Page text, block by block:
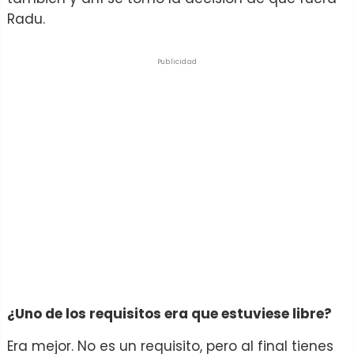
Radu.
Publicidad
¿Uno de los requisitos era que estuviese libre?
Era mejor. No es un requisito, pero al final tienes